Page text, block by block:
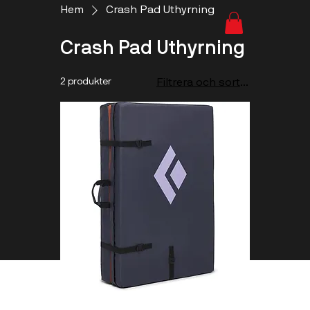
Hem Crash Pad Uthyrning
Crash Pad Uthyrning
2 produkter Filtrera och sortera